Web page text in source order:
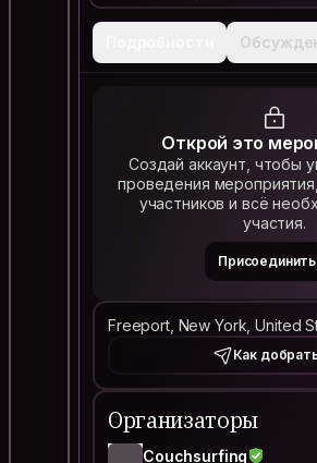
Открой это
Создай аккаунт, чтобы
проведения мероприятия,
участников и всё
участия.
Freeport, New York, United
Как
Организаторы
Couchsurfing